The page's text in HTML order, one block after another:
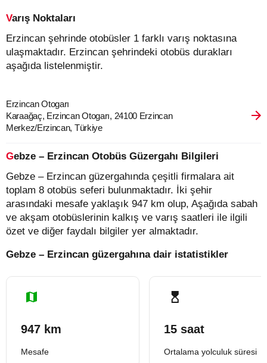
Varış Noktaları
Erzincan şehrinde otobüsler 1 farklı varış noktasına
ulaşmaktadır. Erzincan şehrindeki otobüs durakları
aşağıda listelenmiştir.
Erzincan Otogarı
Karaağaç, Erzincan Otogarı, 24100 Erzincan
Merkez/Erzincan, Türkiye
Gebze – Erzincan Otobüs Güzergahı Bilgileri
Gebze – Erzincan güzergahında çeşitli firmalara ait
toplam 8 otobüs seferi bulunmaktadır. İki şehir
arasındaki mesafe yaklaşık 947 km olup, Aşağıda sabah
ve akşam otobüslerinin kalkış ve varış saatleri ile ilgili
özet ve diğer faydalı bilgiler yer almaktadır.
Gebze – Erzincan güzergahına dair istatistikler
947 km
Mesafe
15 saat
Ortalama yolculuk süresi